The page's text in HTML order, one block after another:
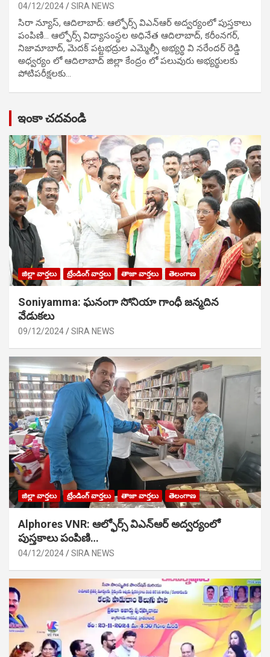
04/12/2024 SIRA NEWS
సిరా న్యూస్, ఆదిలాబాద్: ఆల్ఫోర్స్ విఎన్ఆర్ అద్వర్యంలో పుస్తకాలు
పంపిణి… ఆల్ఫోర్స్ విద్యాసంస్థల అధినేత ఆదిలాబాద్, కరీంనగర్,
నిజామాబాద్, మెదక్ పట్టభద్రుల ఎమ్మెల్సీ అభ్యర్థి వి నరేందర్ రెడ్డి
అధ్వర్యం లో ఆదిలాబాద్ జిల్లా కేంద్రం లో పలువురు అభ్యర్థులకు
పోటిప‌రీక్ష‌ల‌కు…
ఇంకా చదవండి
జిల్లా వార్తలు ట్రేండింగ్ వార్తలు తాజా వార్తలు తెలంగాణ
Soniyamma: ఘ‌నంగా సోనియా గాంధీ జ‌న్మ‌దిన
వేడుక‌లు
09/12/2024 SIRA NEWS
జిల్లా వార్తలు ట్రేండింగ్ వార్తలు తాజా వార్తలు తెలంగాణ
Alphores VNR: ఆల్ఫోర్స్ విఎన్ఆర్ అద్వర్యంలో
పుస్తకాలు పంపిణి…
04/12/2024 SIRA NEWS